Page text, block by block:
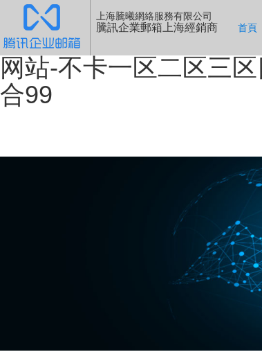
少妇高潮灌满白浆毛
片-婷婷激情综合网-黄
网站-不卡一区二区三
合99
上海騰曦網絡服務有限公司
騰訊企業郵箱上海經銷商 首頁